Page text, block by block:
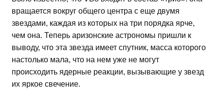
вращается вокруг общего центра с еще двумя
звездами, каждая из которых на три порядка ярче,
чем она. Теперь аризонские астрономы пришли к
выводу, что эта звезда имеет спутник, масса которого
настолько мала, что на нем уже не могут
происходить ядерные реакции, вызывающие у звезд
их яркое свечение.